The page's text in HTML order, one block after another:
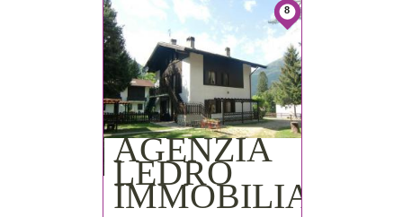
8
AGENZIA
LEDRO
IMMOBILIARE
PRENOTA